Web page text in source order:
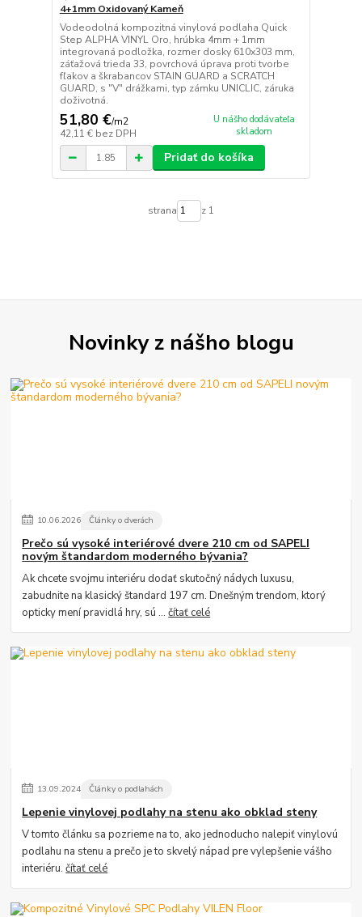
4+1mm Oxidovaný Kameň
Vodeodolná kompozitná vinylová podlaha Quick
Step ALPHA VINYL Oro, hrúbka 4mm + 1mm
integrovaná podložka, rozmer dosky 610x303 mm,
záťažová trieda 33, povrchová úprava proti tvorbe
fľakov a škrabancov STAIN GUARD a SCRATCH
GUARD, s "V" drážkami, typ zámku UNICLIC, záruka
doživotná.
51,80 €/m2
42,11 € bez DPH
U nášho dodávateľa
skladom
Pridať do košíka
strana z 1
Novinky z nášho blogu
10.06.2026 Články o dverách
Prečo sú vysoké interiérové dvere 210 cm od SAPELI
novým štandardom moderného bývania?
Ak chcete svojmu interiéru dodať skutočný nádych luxusu,
zabudnite na klasický štandard 197 cm. Dnešným trendom, ktorý
opticky mení pravidlá hry, sú ...čítať celé
13.09.2024 Články o podlahách
Lepenie vinylovej podlahy na stenu ako obklad steny
V tomto článku sa pozrieme na to, ako jednoducho nalepiť vinylovú
podlahu na stenu a prečo je to skvelý nápad pre vylepšenie vášho
interiéru.čítať celé